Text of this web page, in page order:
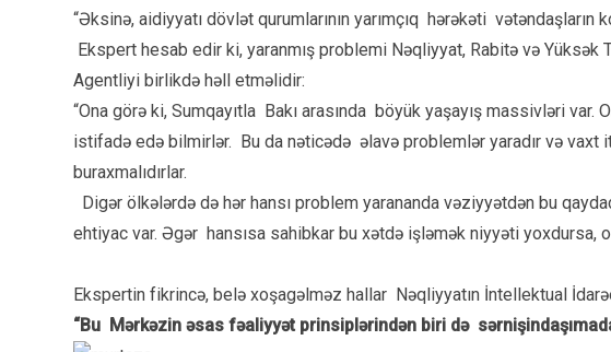
“Əksinə, aidiyyatı dövlət qurumlarının yarımçıq hərəkəti vətəndaşların
Ekspert hesab edir ki, yaranmış problemi Nəqliyyat, Rabitə və
Agentliyi birlikdə həll etməlidir:
“Ona görə ki, Sumqayıtla Bakı arasında böyük yaşayış massivləri var.
istifadə edə bilmirlər. Bu da nəticədə əlavə problemlər yaradır və vaxt
buraxmalıdırlar.
Digər ölkələrdə də hər hansı problem yarananda vəziyyətdən bu
ehtiyac var. Əgər hansısa sahibkar bu xətdə işləmək niyyəti yoxdursa,
Ekspertin fikrincə, belə xoşagəlməz hallar Nəqliyyatın İntellektual
“Bu Mərkəzin əsas fəaliyyət prinsiplərindən biri də